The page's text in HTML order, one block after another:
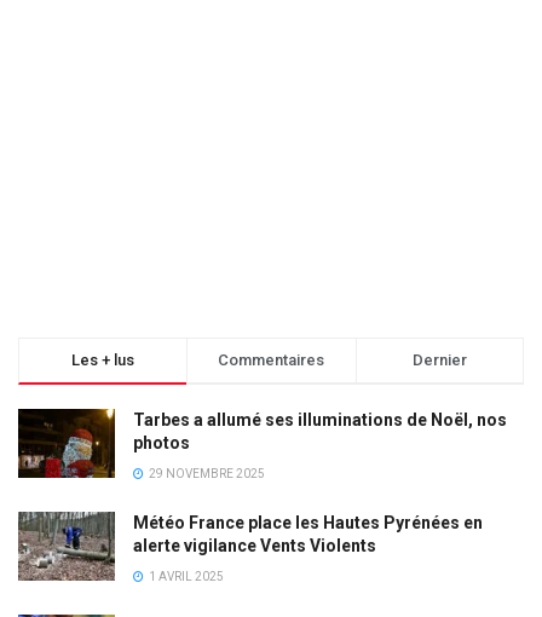
Les + lus Commentaires Dernier
Tarbes a allumé ses illuminations de Noël, nos
photos
29 NOVEMBRE 2025
Météo France place les Hautes Pyrénées en
alerte vigilance Vents Violents
1 AVRIL 2025